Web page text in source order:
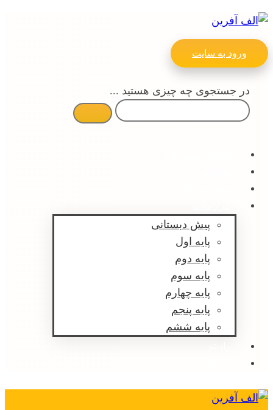
ورود به سایت
در جستجوی چه چیزی هستید ...
پیش دبستانی
پایه اول
پایه دوم
پایه سوم
پایه چهارم
پایه پنجم
پایه ششم